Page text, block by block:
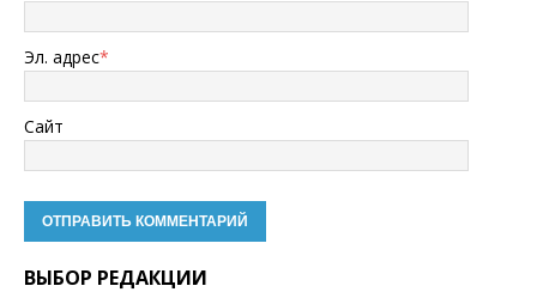
Эл. адрес*
Сайт
ВЫБОР РЕДАКЦИИ